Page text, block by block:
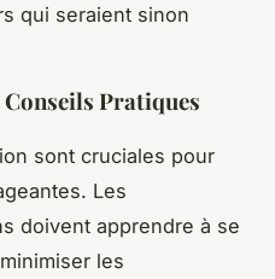
qui seraient sinon
Conseils Pratiques
sont cruciales pour
Les
doivent apprendre à se
les